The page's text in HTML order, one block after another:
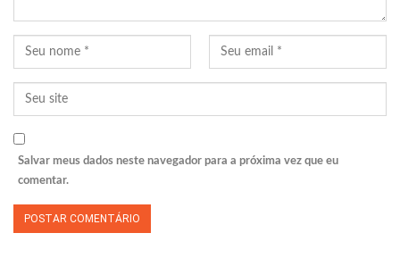
Salvar meus dados neste navegador para a próxima vez que eu
comentar.